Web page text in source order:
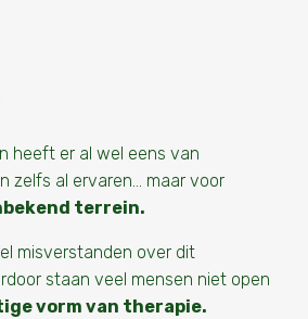
heeft er al wel eens van
zelfs al ervaren… maar voor
terrein.
misverstanden over dit
staan veel mensen niet open
vorm van therapie.